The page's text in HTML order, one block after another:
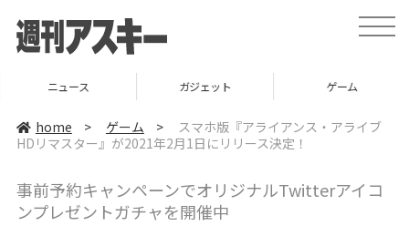
t
o
a
v
t
i
ニュース ガジェット ゲーム
home > ゲーム >
スマホ版『アライアンス・アライブ
HDリマスター』が2021年2月1日にリリース決定！
事前予約キャンペーンでオリジナルTwitterアイコ
ンプレゼントガチャを開催中